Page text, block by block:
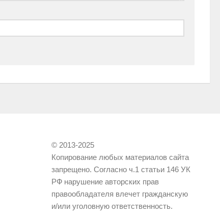
© 2013-2025
Копирование любых материалов сайта
запрещено. Согласно ч.1 статьи 146 УК
РФ нарушение авторских прав
правообладателя влечет гражданскую
и/или уголовную ответственность.